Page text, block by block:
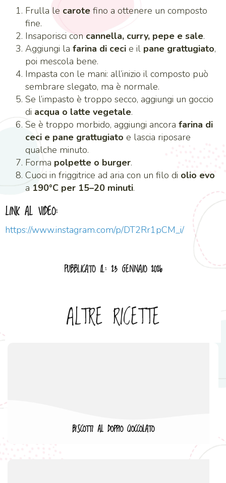
Frulla le carote fino a ottenere un composto
fine.
Insaporisci con cannella, curry, pepe e sale.
Aggiungi la farina di ceci e il pane grattugiato,
poi mescola bene.
Impasta con le mani: all’inizio il composto può
sembrare slegato, ma è normale.
Se l’impasto è troppo secco, aggiungi un goccio
di acqua o latte vegetale.
Se è troppo morbido, aggiungi ancora farina di
ceci e pane grattugiato e lascia riposare
qualche minuto.
Forma polpette o burger.
Cuoci in friggitrice ad aria con un filo di olio evo
a 190°C per 15–20 minuti.
LINK AL VIDEO:
https://www.instagram.com/p/DT2Rr1pCM_i/
PUBBLICATO IL: 23 GENNAIO 2026
ALTRE RICETTE
BISCOTTI AL DOPPIO CIOCCOLATO